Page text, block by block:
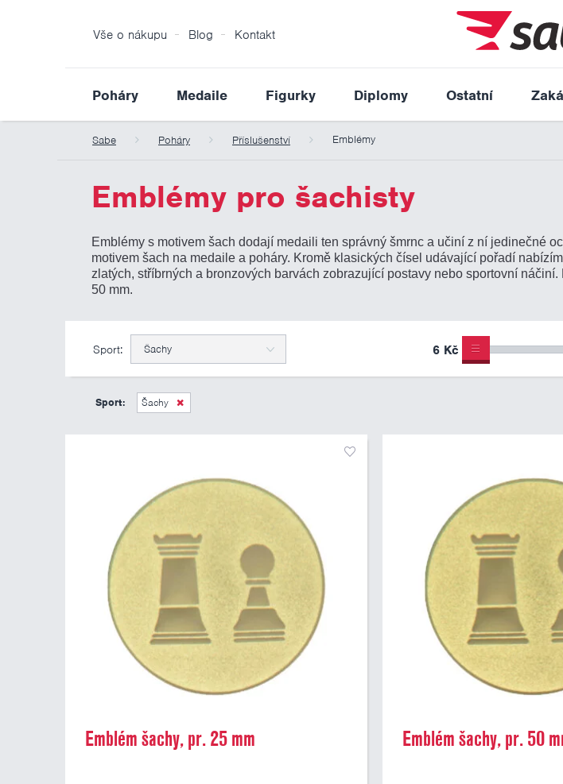
Vše o nákupu Blog Kontakt
Poháry Medaile Figurky Diplomy Ostatní
Sabe Poháry Příslušenství Emblémy
Emblémy pro šachisty
Emblémy s motivem šach dodají medaili ten správný šmrnc a učiní z ní jedinečné
motivem šach na medaile a poháry. Kromě klasických čísel udávající pořadí
zlatých, stříbrných a bronzových barvách zobrazující postavy nebo sportovní
50 mm.
Sport: Šachy 6 Kč
Sport: Šachy
Emblém šachy, pr. 25 mm Emblém šachy, pr. 50